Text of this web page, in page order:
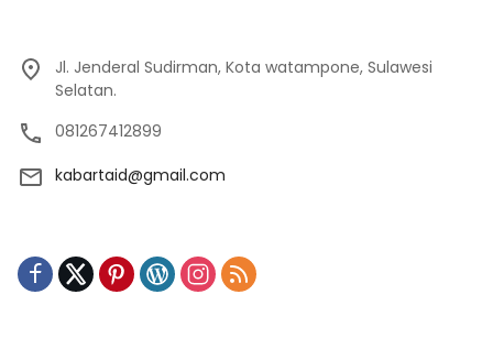
Jl. Jenderal Sudirman, Kota watampone, Sulawesi
Selatan.
081267412899
kabartaid@gmail.com